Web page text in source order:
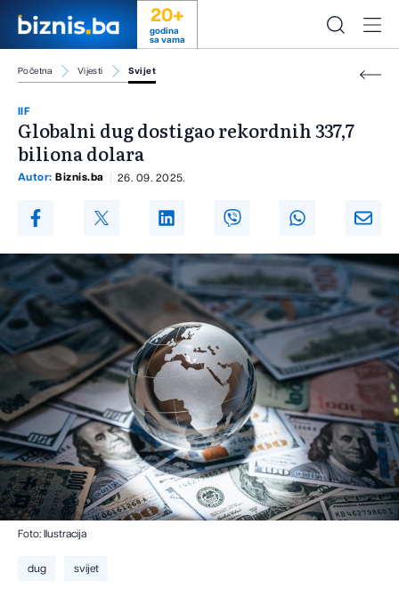
20+
godina
sa vama
Početna Vijesti Svijet
IIF
Globalni dug dostigao rekordnih 337,7
biliona dolara
Autor: Biznis.ba 26. 09. 2025.
Foto: Ilustracija
dug svijet